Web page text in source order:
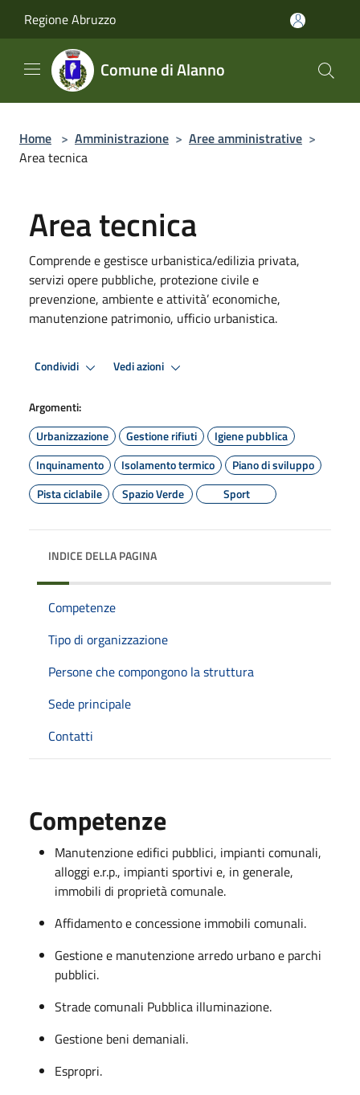
Regione Abruzzo
Comune di Alanno
Home > Amministrazione > Aree amministrative >
Area tecnica
Area tecnica
Comprende e gestisce urbanistica/edilizia privata,
servizi opere pubbliche, protezione civile e
prevenzione, ambiente e attività’ economiche,
manutenzione patrimonio, ufficio urbanistica.
Condividi Vedi azioni
Argomenti:
Urbanizzazione
Gestione rifiuti
Igiene pubblica
Inquinamento
Isolamento termico
Piano di sviluppo
Pista ciclabile
Spazio Verde Sport
INDICE DELLA PAGINA
Competenze
Tipo di organizzazione
Persone che compongono la struttura
Sede principale
Contatti
Competenze
Manutenzione edifici pubblici, impianti comunali,
alloggi e.r.p., impianti sportivi e, in generale,
immobili di proprietà comunale.
Affidamento e concessione immobili comunali.
Gestione e manutenzione arredo urbano e parchi
pubblici.
Strade comunali Pubblica illuminazione.
Gestione beni demaniali.
Espropri.